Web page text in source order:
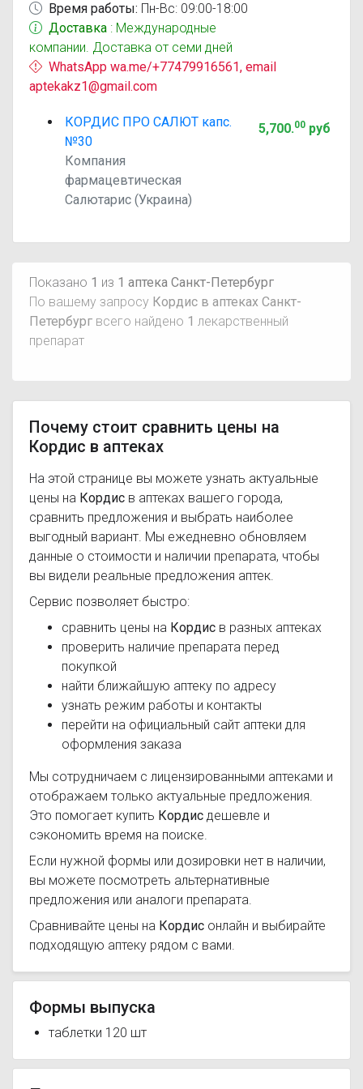
Время работы: Пн-Вс: 09:00-18:00
Доставка : Международные
компании. Доставка от семи дней
WhatsApp wa.me/+77479916561, email
aptekakz1@gmail.com
КОРДИС ПРО САЛЮТ капс.
№30
Компания
фармацевтическая
Салютарис (Украина)
5,700.00руб
Показано 1 из 1 аптека Санкт-Петербург
По вашему запросу Кордис в аптеках Санкт-
Петербург всего найдено 1 лекарственный
препарат
Почему стоит сравнить цены на
Кордис в аптеках
На этой странице вы можете узнать актуальные
цены на Кордис в аптеках вашего города,
сравнить предложения и выбрать наиболее
выгодный вариант. Мы ежедневно обновляем
данные о стоимости и наличии препарата, чтобы
вы видели реальные предложения аптек.
Сервис позволяет быстро:
сравнить цены на Кордис в разных аптеках
проверить наличие препарата перед
покупкой
найти ближайшую аптеку по адресу
узнать режим работы и контакты
перейти на официальный сайт аптеки для
оформления заказа
Мы сотрудничаем с лицензированными аптеками и
отображаем только актуальные предложения.
Это помогает купить Кордис дешевле и
сэкономить время на поиске.
Если нужной формы или дозировки нет в наличии,
вы можете посмотреть альтернативные
предложения или аналоги препарата.
Сравнивайте цены на Кордис онлайн и выбирайте
подходящую аптеку рядом с вами.
Формы выпуска
таблетки 120 шт